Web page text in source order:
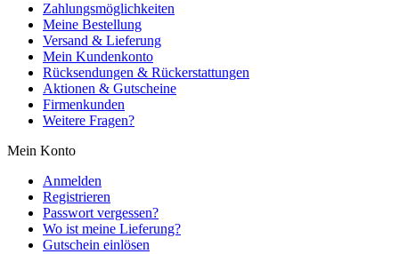
Zahlungsmöglichkeiten
Meine Bestellung
Versand & Lieferung
Mein Kundenkonto
Rücksendungen & Rückerstattungen
Aktionen & Gutscheine
Firmenkunden
Weitere Fragen?
Mein Konto
Anmelden
Registrieren
Passwort vergessen?
Wo ist meine Lieferung?
Gutschein einlösen